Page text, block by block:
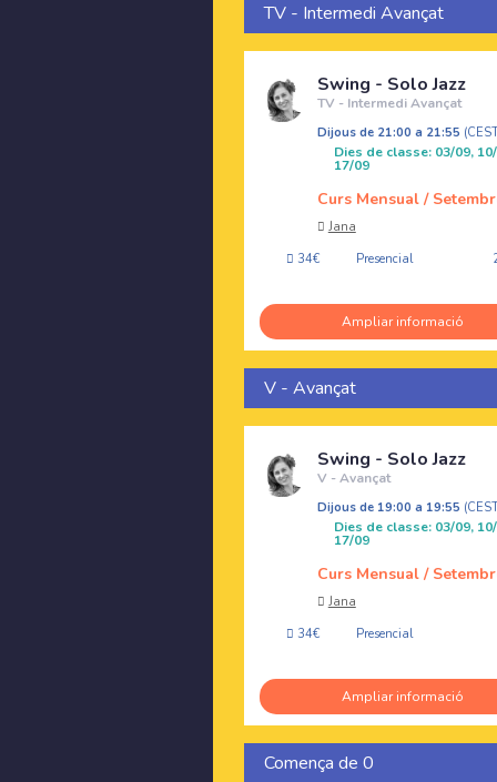
TV - Intermedi Avançat
Swing - Solo Jazz
TV - Intermedi Avançat
Dijous de 21:00 a 21:55
Dies de classe: 03/09,
17/09
Curs Mensual /
Jana
34€
Presencial
Ampliar informació
V - Avançat
Swing - Solo Jazz
V - Avançat
Dijous de 19:00 a 19:55
Dies de classe: 03/09,
17/09
Curs Mensual /
Jana
34€
Presencial
Ampliar informació
Comença de 0